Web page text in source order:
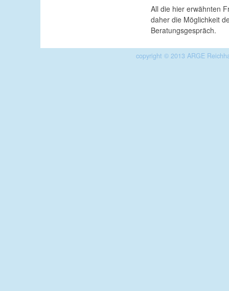
All die hier erwähnten
daher die Möglichkeit
Beratungsgespräch.
copyright © 2013 ARGE